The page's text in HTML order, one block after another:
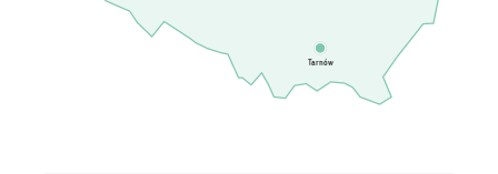
Tarnów